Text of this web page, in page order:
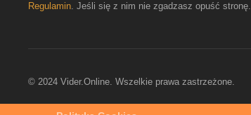
Regulamin. Jeśli się z nim nie zgadzasz opuść stronę.
© 2024 Vider.Online. Wszelkie prawa zastrzeżone.